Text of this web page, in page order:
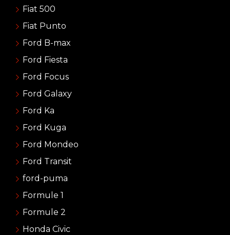
Fiat 500
Fiat Punto
Ford B-max
Ford Fiesta
Ford Focus
Ford Galaxy
Ford Ka
Ford Kuga
Ford Mondeo
Ford Transit
ford-puma
Formule 1
Formule 2
Honda Civic